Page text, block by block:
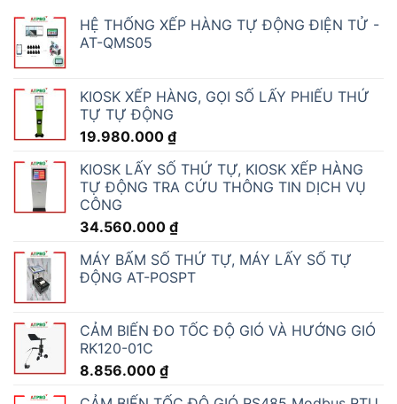
HỆ THỐNG XẾP HÀNG TỰ ĐỘNG ĐIỆN TỬ -
AT-QMS05
KIOSK XẾP HÀNG, GỌI SỐ LẤY PHIẾU THỨ
TỰ TỰ ĐỘNG
19.980.000 ₫
KIOSK LẤY SỐ THỨ TỰ, KIOSK XẾP HÀNG
TỰ ĐỘNG TRA CỨU THÔNG TIN DỊCH VỤ
CÔNG
34.560.000 ₫
MÁY BẤM SỐ THỨ TỰ, MÁY LẤY SỐ TỰ
ĐỘNG AT-POSPT
CẢM BIẾN ĐO TỐC ĐỘ GIÓ VÀ HƯỚNG GIÓ
RK120-01C
8.856.000 ₫